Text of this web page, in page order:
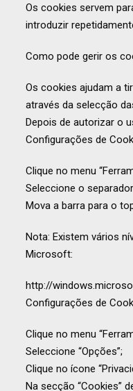
Os cookies servem
introduzir
Como pode gerir os
Os cookies ajudam a
através da selecção
Depois de autorizar o
Configurações de
Clique no menu
Seleccione o separador
Mova a barra para o
Nota: Existem vários
Microsoft:
http://
Configurações de
Clique no menu
Seleccione “Opções”;
Clique no ícone
Na secção “Cookies”